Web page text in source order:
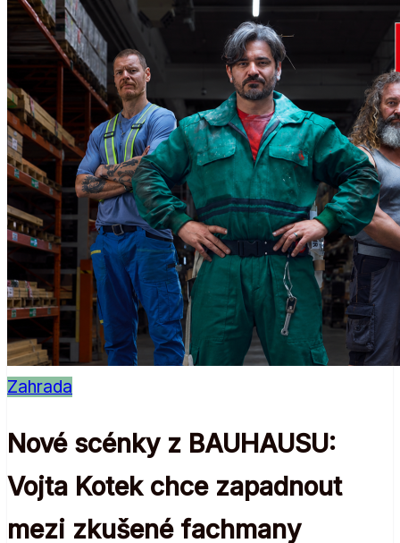
Zahrada
Nové scénky z BAUHAUSU:
Vojta Kotek chce zapadnout
mezi zkušené fachmany